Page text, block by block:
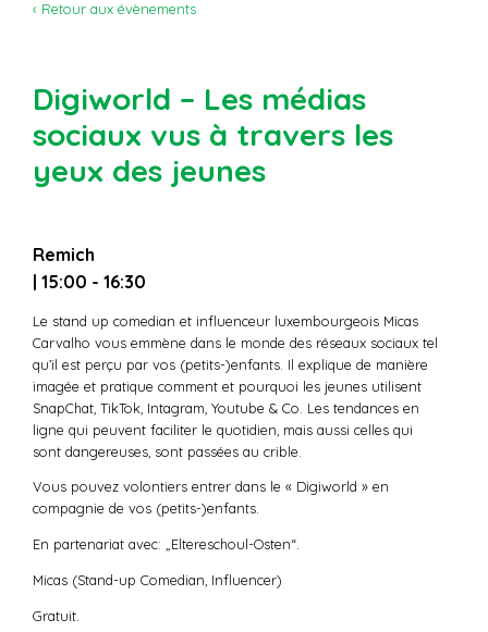
‹ Retour aux évènements
Digiworld – Les médias
sociaux vus à travers les
yeux des jeunes
Remich
| 15:00 - 16:30
Le stand up comedian et influenceur luxembourgeois Micas
Carvalho vous emmène dans le monde des réseaux sociaux tel
qu’il est perçu par vos (petits-)enfants. Il explique de manière
imagée et pratique comment et pourquoi les jeunes utilisent
SnapChat, TikTok, Intagram, Youtube & Co. Les tendances en
ligne qui peuvent faciliter le quotidien, mais aussi celles qui
sont dangereuses, sont passées au crible.
Vous pouvez volontiers entrer dans le « Digiworld » en
compagnie de vos (petits-)enfants.
En partenariat avec: „Eltereschoul-Osten“.
Micas (Stand-up Comedian, Influencer)
Gratuit.